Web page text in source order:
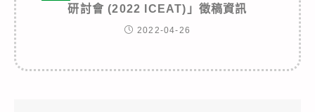
研討會 (2022 ICEAT)」徵稿資訊
2022-04-26